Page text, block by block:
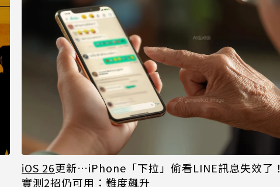
iOS 26更新…iPhone「下拉」偷看LINE訊息失效了！
實測2招仍可用：難度飆升